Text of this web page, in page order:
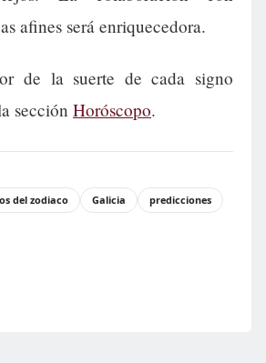
afines será enriquecedora.
de la suerte de cada signo
sección Horóscopo.
del zodiaco Galicia
predicciones